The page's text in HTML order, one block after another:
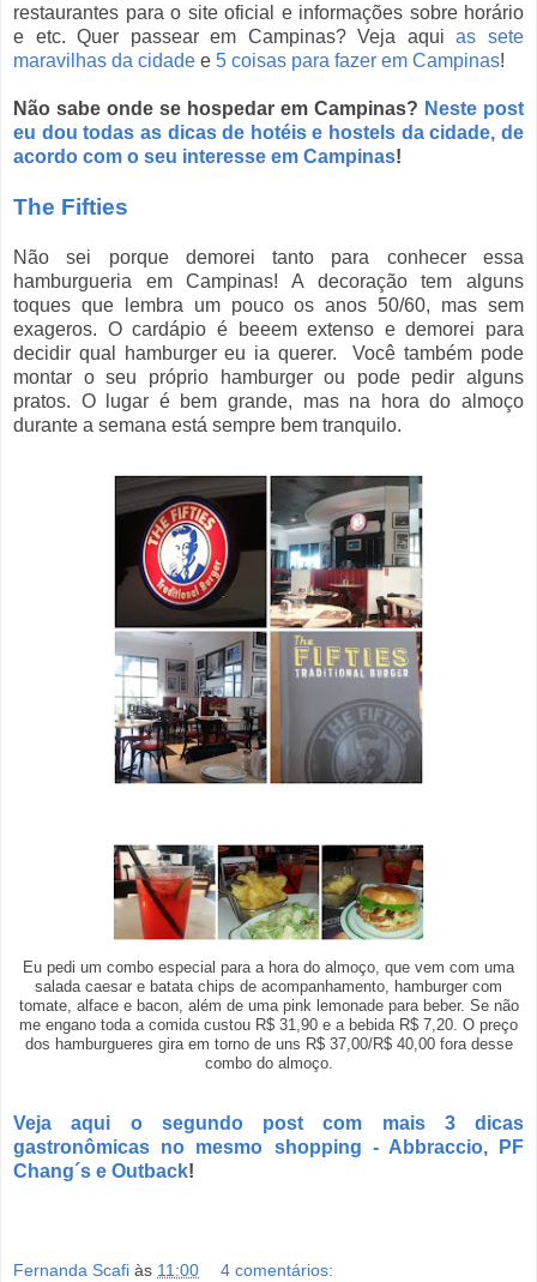
restaurantes para o site oficial e informações sobre horário
e etc. Quer passear em Campinas? Veja aquias sete
maravilhas da cidade e 5 coisas para fazer em Campinas!
Não sabe onde se hospedar em Campinas? Neste post
eu dou todas as dicas de hotéis e hostels da cidade, de
acordo com o seu interesse em Campinas!
The Fifties
Não sei porque demorei tanto para conhecer essa
hamburgueria em Campinas! A decoração tem alguns
toques que lembra um pouco os anos 50/60, mas sem
exageros. O cardápio é beeem extenso e demorei para
decidir qual hamburger eu ia querer. Você também pode
montar o seu próprio hamburger ou pode pedir alguns
pratos. O lugar é bem grande, mas na hora do almoço
durante a semana está sempre bem tranquilo.
Eu pedi um combo especial para a hora do almoço, que vem com uma
salada caesar e batata chips de acompanhamento, hamburger com
tomate, alface e bacon, além de uma pink lemonade para beber. Se não
me engano toda a comida custou R$ 31,90 e a bebida R$ 7,20. O preço
dos hamburgueres gira em torno de uns R$ 37,00/R$ 40,00 fora desse
combo do almoço.
Veja aqui o segundo post com mais 3 dicas
gastronômicas no mesmo shopping - Abbraccio, PF
Chang´s e Outback!
Fernanda Scafi às 11:00 4 comentários: